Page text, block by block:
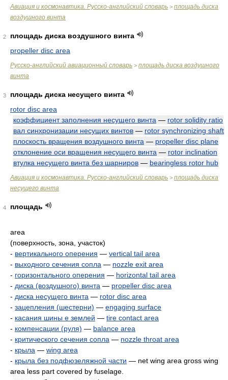
Авиация и космонавтика. Русско-английский словарь > площадь диска
воздушного винта
2
площадь диска воздушного винта
propeller disc area
Русско-английский авиационный словарь > площадь диска воздушного
винта
3
площадь диска несущего винта
rotor disc area
коэффициент заполнения несущего винта — rotor solidity ratio
вал синхронизации несущих винтов — rotor synchronizing shaft
плоскость вращения воздушного винта — propeller disc plane
отклонение оси вращения несущего винта — rotor inclination
втулка несущего винта без шарниров — bearingless rotor hub
Авиация и космонавтика. Русско-английский словарь > площадь диска
несущего винта
4 площадь
area
(поверхность, зона, участок)
- вертикального оперения — vertical tail area
- выходного сечения сопла — nozzle exit area
- горизонтального оперения — horizontal tail area
- диска (воздушного) винта — propeller disc area
- диска несущего винта — rotor disc area
- зацепления (шестерни) — engaging surface
- касания шины е землей — tire contact area
- компенсации (руля) — balance area
- критического сечения сопла — nozzle throat area
- крыла — wing area
- крыла без подфюзеляжной части — net wing area gross wing
area less part covered by fuselage.